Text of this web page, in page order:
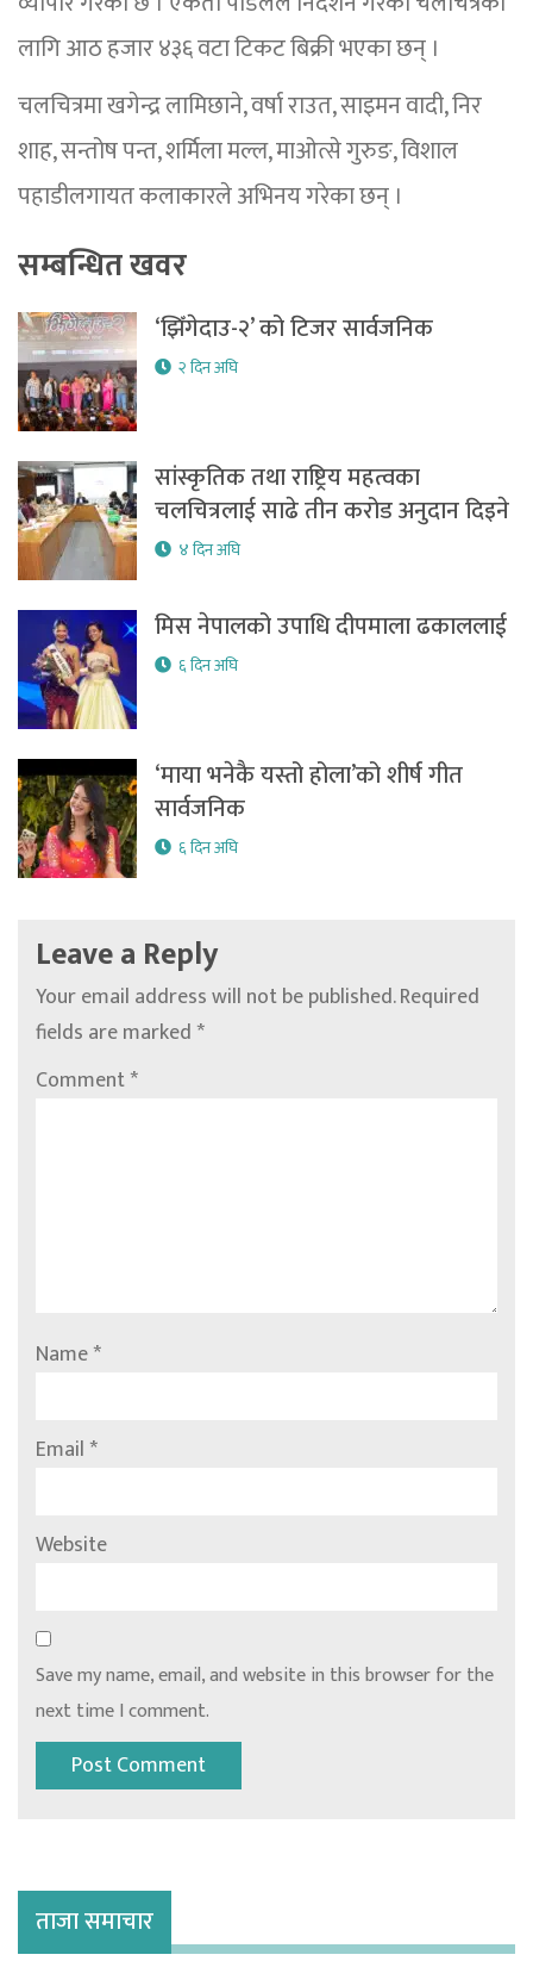
लागि आठ हजार ४३६ वटा टिकट बिक्री भएका छन् ।
चलचित्रमा खगेन्द्र लामिछाने, वर्षा राउत, साइमन वादी, निर
शाह, सन्तोष पन्त, शर्मिला मल्ल, माओत्से गुरुङ, विशाल
पहाडीलगायत कलाकारले अभिनय गरेका छन् ।
सम्बन्धित खवर
‘झिँगेदाउ-२’ को टिजर सार्वजनिक
२ दिन अघि
सांस्कृतिक तथा राष्ट्रिय महत्वका
चलचित्रलाई साढे तीन करोड अनुदान दिइने
४ दिन अघि
मिस नेपालको उपाधि दीपमाला ढकाललाई
६ दिन अघि
‘माया भनेकै यस्तो होला’को शीर्ष गीत
सार्वजनिक
६ दिन अघि
Leave a Reply
Your email address will not be published.Required
fields are marked*
Comment*
Name*
Email*
Website
Save my name, email, and website in this browser for the
next time I comment.
ताजा समाचार